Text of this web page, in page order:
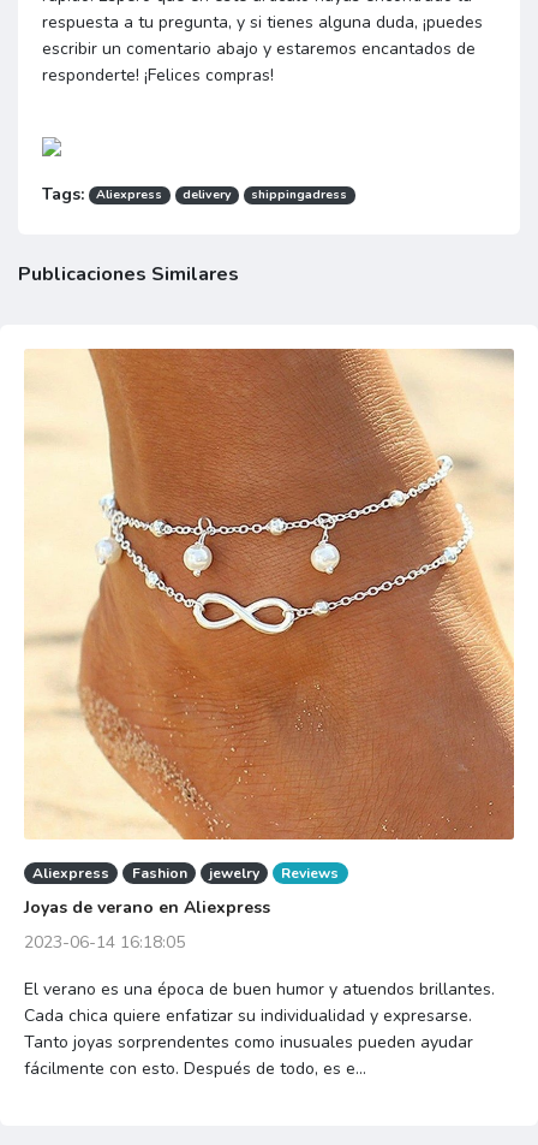
respuesta a tu pregunta, y si tienes alguna duda, ¡puedes
escribir un comentario abajo y estaremos encantados de
responderte! ¡Felices compras!
Tags: Aliexpress delivery shippingadress
Publicaciones Similares
Aliexpress Fashion jewelry Reviews
Joyas de verano en Aliexpress
2023-06-14 16:18:05
El verano es una época de buen humor y atuendos brillantes.
Cada chica quiere enfatizar su individualidad y expresarse.
Tanto joyas sorprendentes como inusuales pueden ayudar
fácilmente con esto. Después de todo, es e...